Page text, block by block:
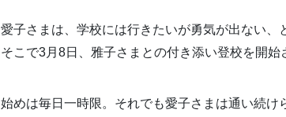
愛子さまは、学校には行きたいが勇気が出ない、
そこで3月8日、雅子さまとの付き添い登校を開始
始めは毎日一時限。それでも愛子さまは通い続け